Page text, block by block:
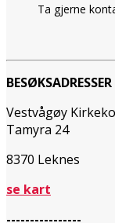
Ta gjerne
Vestvågøy
Tamyra 24
8370 Leknes
se kart
----------------